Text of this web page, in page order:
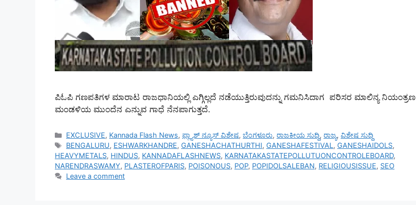
ಪಿಓಪಿ ಗಣಪತಿಗಳ ಮಾರಾಟ ರಾಜಧಾನಿಯಲ್ಲಿ ಎಗ್ಗಿಲ್ಲದೆ ನಡೆಯುತ್ತಿರುವುದನ್ನು ಗಮನಿಸಿದಾಗ ಪರಿಸರ ಮಾಲಿನ್ಯ ನಿಯಂತ್ರಣ
ಮಂಡಳಿಯ ಮುಂದೆನ ಎನ್ನುವ ಗಾಧೆ ನೆನಪಾಗುತ್ತದೆ.
Categories
EXCLUSIVE, Kannada Flash News,ಫ್ಲ್ಯಾಶ್ ನ್ಯೂಸ್ ವಿಶೇಷ,ಬೆಂಗಳೂರು,ರಾಜಕೀಯ ಸುದ್ದಿ,ರಾಜ್ಯ,ವಿಶೇಷ ಸುದ್ದಿ
Tags
BENGALURU, ESHWARKHANDRE, GANESHACHATHURTHI, GANESHAFESTIVAL, GANESHAIDOLS,
HEAVYMETALS, HINDUS, KANNADAFLASHNEWS, KARNATAKASTATEPOLLUTUONCONTROLEBOARD,
NARENDRASWAMY, PLASTEROFPARIS, POISONOUS, POP, POPIDOLSALEBAN, RELIGIOUSISSUE, SEO
Leave a comment